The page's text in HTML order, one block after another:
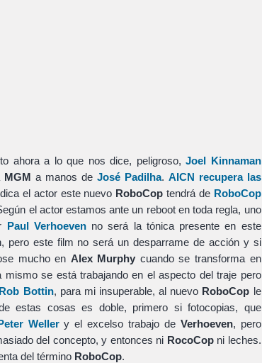
ahora a lo que nos dice, peligroso,Joel Kinnaman
MGM a manos de José Padilha. AICN recupera las
el actor este nuevo RoboCop tendrá de RoboCop
el actor estamos ante un reboot en toda regla, uno
Paul Verhoevenno será la tónica presente en este
pero este film no será un desparrame de acción y si
mucho en Alex Murphy cuando se transforma en
se está trabajando en el aspecto del traje pero
Rob Bottin, para mi insuperable, al nuevo RoboCop le
estas cosas es doble, primero si fotocopias, que
Wellery el excelso trabajo de Verhoeven, pero
del concepto, y entonces ni RocoCopni leches.
del término RoboCop.